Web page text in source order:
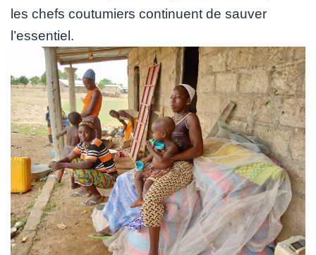
les chefs coutumiers continuent de sauver
l’essentiel.